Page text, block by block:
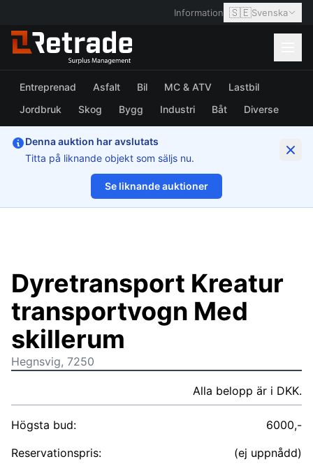
Information 🇸🇪Svenska
Entreprenad Asfalt Bil MC & ATV
Lastbil
Jordbruk
Skog Bygg Industri Båt Diverse
Denna auktion har avslutats
Titta på liknande objekt som säljs nu.
Se liknande auktioner
1/19
Dyretransport Kreatur
transportvogn Med
skillerum
Hegnsvig, 7250
Alla belopp är i DKK.
Högsta bud:
6000,-
Reservationspris:
(ej uppnådd)